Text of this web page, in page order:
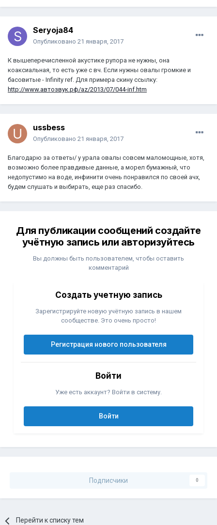
Seryoja84
Опубликовано 21 января, 2017
К вышеперечисленной акустике рупора не нужны, она
коаксиальная, то есть уже с вч. Если нужны овалы громкие и
басовитые - Infinity ref. Для примера скину ссылку:
http://www.автозвук.рф/az/2013/07/044-inf.htm
ussbess
Опубликовано 21 января, 2017
Благодарю за ответы/ у урала овалы совсем маломощные, хотя,
возможно более правдивые данные, а морел бумажный, что
недопустимо на воде, инфинити очень понравился по своей ачх,
будем слушать и выбирать, еще раз спасибо.
Для публикации сообщений создайте
учётную запись или авторизуйтесь
Вы должны быть пользователем, чтобы оставить
комментарий
Создать учетную запись
Зарегистрируйте новую учётную запись в нашем
сообществе. Это очень просто!
Регистрация нового пользователя
Войти
Уже есть аккаунт? Войти в систему.
Войти
Подписчики 0
Перейти к списку тем